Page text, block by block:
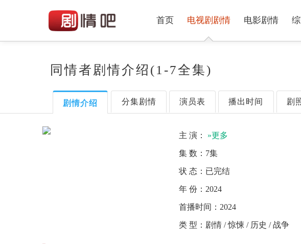
首页 电视剧剧情 电影剧情
同情者剧情介绍(1-7全集)
剧情介绍 分集剧情 演员表 播出时间 剧
主 演： »更多
集 数： 7集
状 态： 已完结
年 份： 2024
首播时间： 2024
类 型： 剧情 / 惊悚 / 历史 / 战争